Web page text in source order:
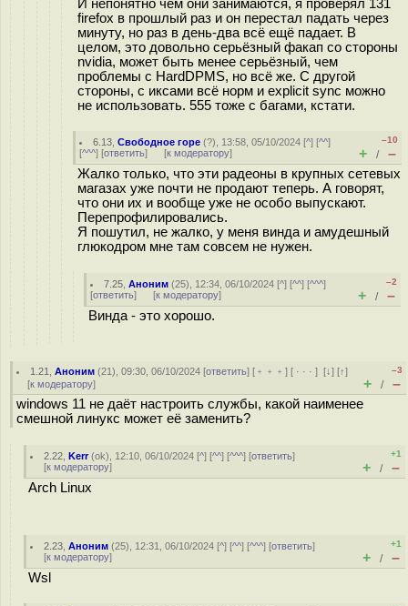
И непонятно чем они занимаются, я проверял 131
firefox в прошлый раз и он перестал падать через
минуту, но раз в день-два всё ещё падает. В
целом, это довольно серьёзный факап со стороны
nvidia, может быть менее серьёзный, чем
проблемы с HardDPMS, но всё же. С другой
стороны, с иксами всё норм и explicit sync можно
не использовать. 555 тоже с багами, кстати.
6.13 ,Свободное горе (?), 13:58, 05/10/2024 [^] [^^]
[^^^] [ответить] [к модератору]
–10
+ / –
Жалко только, что эти радеоны в крупных сетевых
магазах уже почти не продают теперь. А говорят,
что они их и вообще уже не особо выпускают.
Перепрофилировались.
Я пошутил, не жалко, у меня винда и амудешный
глюкодром мне там совсем не нужен.
7.25 ,Аноним (25), 12:34, 06/10/2024 [^] [^^] [^^^]
[ответить] [к модератору]
–2
+ / –
Винда - это хорошо.
1.21 ,Аноним (21), 09:30, 06/10/2024 [ответить] [ ﹢﹢﹢] [ · · ·][↓] [↑]
[к модератору]
–3
+ / –
windows 11 не даёт настроить службы, какой наименее
смешной линукс может её заменить?
2.22 ,Kerr(ok), 12:10, 06/10/2024 [^] [^^] [^^^] [ответить]
[к модератору]
+1
+ / –
Arch Linux
2.23 ,Аноним (25), 12:31, 06/10/2024 [^] [^^] [^^^] [ответить]
[к модератору]
+1
+ / –
Wsl